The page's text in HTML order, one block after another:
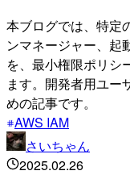
本ブログでは、特定
ンマネージャー、起
を、最小権限ポリシ
ます。開発者用ユー
めの記事です。
AWS IAM
さいちゃん
2025.02.26